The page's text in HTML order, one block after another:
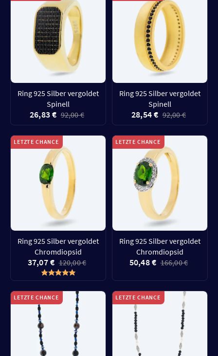
Ring 925 Silber vergoldet
Spinell
26,83 € 92,00 €
Ring 925 Silber vergoldet
Spinell
28,54 € 92,00 €
LETZTE CHANCE
Ring 925 Silber vergoldet
Chromdiopsid
37,07 € 120,00 €
LETZTE CHANCE
Ring 925 Silber vergoldet
Chromdiopsid
50,48 € 166,00 €
LETZTE CHANCE LETZTE CHANCE